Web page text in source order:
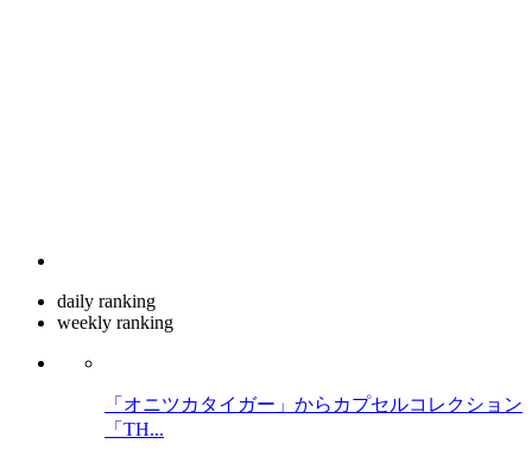
daily ranking
weekly ranking
「オニツカタイガー」からカプセルコレクション
「TH...